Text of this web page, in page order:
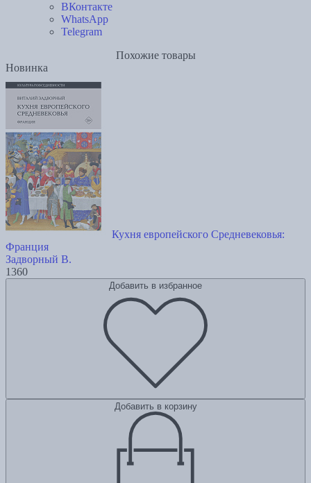
ВКонтакте
WhatsApp
Telegram
Похожие товары
Новинка
Кухня европейского Средневековья:
Франция
Задворный В.
1360
Добавить в избранное
Добавить в корзину